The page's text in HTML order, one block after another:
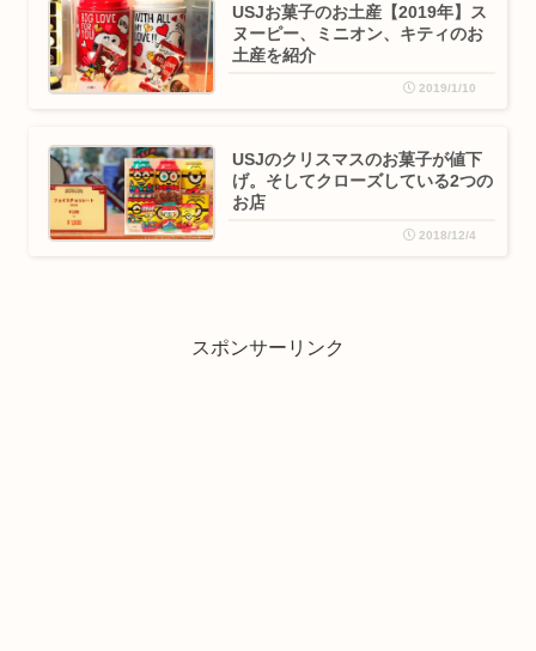
USJお菓子のお土産【2019年】ス
ヌーピー、ミニオン、キティのお
土産を紹介
2019/1/10
USJのクリスマスのお菓子が値下
げ。そしてクローズしている2つの
お店
2018/12/4
スポンサーリンク